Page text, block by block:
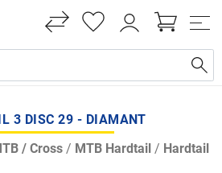
3 DISC 29 - DIAMANT
/ Cross / MTB Hardtail / Hardtail